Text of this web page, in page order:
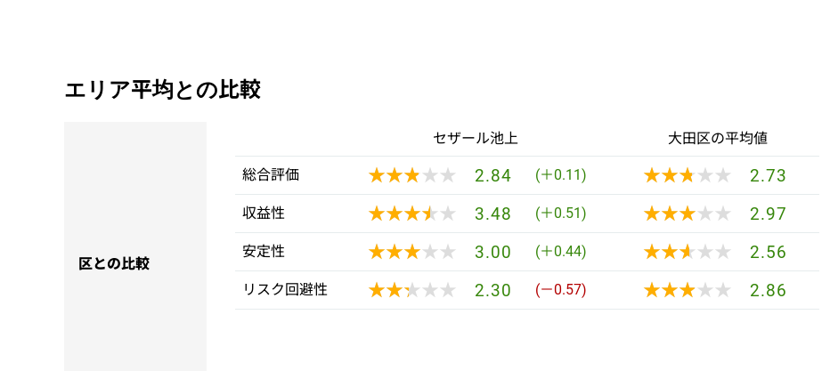
エリア平均との比較
区との比較
セザール池上 大田区の平均値
総合評価 ★★★★★
★★★★★ 2.84 (＋0.11) ★★★★★
★★★★★ 2.73
収益性 ★★★★★
★★★★★ 3.48 (＋0.51) ★★★★★
★★★★★ 2.97
安定性 ★★★★★
★★★★★ 3.00 (＋0.44) ★★★★★
★★★★★ 2.56
リスク回避性 ★★★★★
★★★★★ 2.30 (－0.57) ★★★★★
★★★★★ 2.86